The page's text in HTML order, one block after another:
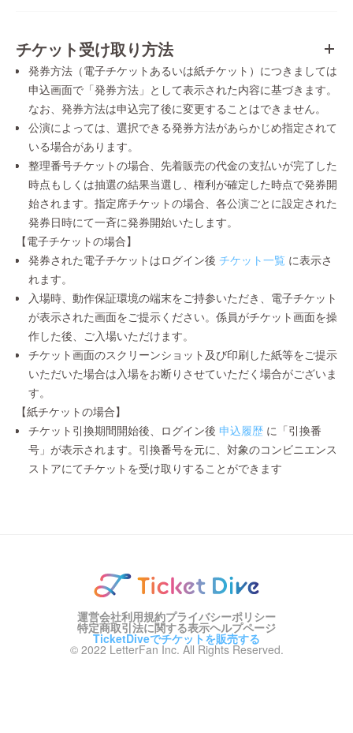
チケット受け取り方法
発券方法（電子チケットあるいは紙チケット）につきましては
申込画面で「発券方法」として表示された内容に基づきます。
なお、発券方法は申込完了後に変更することはできません。
公演によっては、選択できる発券方法があらかじめ指定されて
いる場合があります。
整理番号チケットの場合、先着販売の代金の支払いが完了した
時点もしくは抽選の結果当選し、権利が確定した時点で発券開
始されます。指定席チケットの場合、各公演ごとに設定された
発券日時にて一斉に発券開始いたします。
【電子チケットの場合】
発券された電子チケットはログイン後 チケット一覧 に表示さ
れます。
入場時、動作保証環境の端末をご持参いただき、電子チケット
が表示された画面をご提示ください。係員がチケット画面を操
作した後、ご入場いただけます。
チケット画面のスクリーンショット及び印刷した紙等をご提示
いただいた場合は入場をお断りさせていただく場合がございま
す。
【紙チケットの場合】
チケット引換期間開始後、ログイン後 申込履歴 に「引換番
号」が表示されます。引換番号を元に、対象のコンビニエンス
ストアにてチケットを受け取りすることができます
運営会社利用規約プライバシーポリシー
特定商取引法に関する表示ヘルプページ
TicketDiveでチケットを販売する
© 2022 LetterFan Inc. All Rights Reserved.